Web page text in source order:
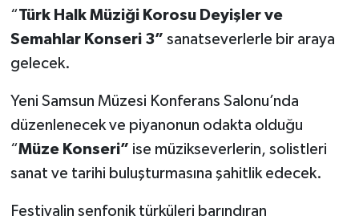
“Türk Halk Müziği Korosu Deyişler ve
Semahlar Konseri 3” sanatseverlerle bir araya
gelecek.
Yeni Samsun Müzesi Konferans Salonu’nda
düzenlenecek ve piyanonun odakta olduğu
“Müze Konseri” ise müzikseverlerin, solistleri
sanat ve tarihi buluşturmasına şahitlik edecek.
Festivalin senfonik türküleri barındıran